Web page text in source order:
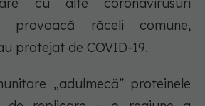
cu alte coronavirusuri
provoacă răceli comune,
protejat de COVID-19.
„adulmecă” proteinele